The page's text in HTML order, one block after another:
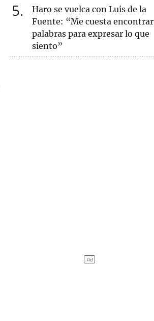
5
Haro se vuelca con Luis de la
Fuente: “Me cuesta encontrar
palabras para expresar lo que
siento”